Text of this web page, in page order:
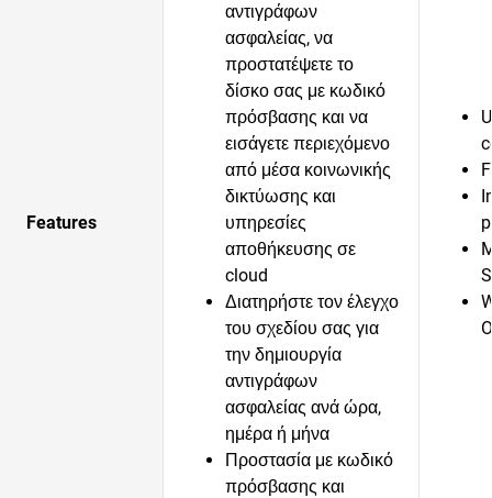
Features
αντιγράφων
ασφαλείας, να
προστατέψετε το
δίσκο σας με κωδικό
πρόσβασης και να
εισάγετε περιεχόμενο
από μέσα κοινωνικής
δικτύωσης και
υπηρεσίες
αποθήκευσης σε
cloud
Διατηρήστε τον έλεγχο
του σχεδίου σας για
την δημιουργία
αντιγράφων
ασφαλείας ανά ώρα,
ημέρα ή μήνα
Προστασία με κωδικό
πρόσβασης και